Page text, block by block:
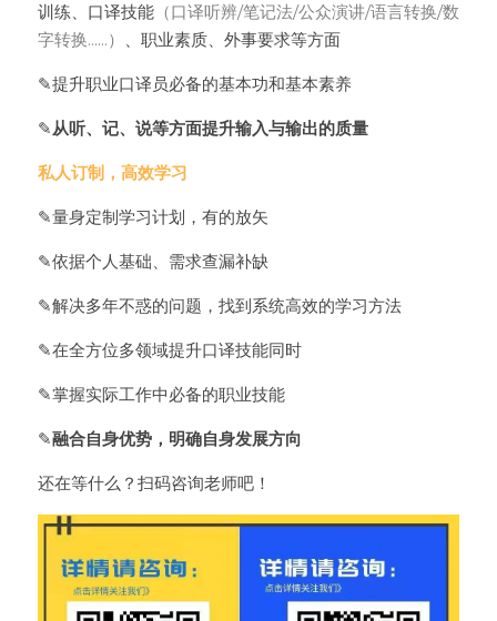
训练、口译技能 （口译听辨/笔记法/公众演讲/语言转换/数
字转换……）
、职业素质、外事要求等方面
✎提升职业口译员必备的基本功和基本素养
✎ 从听、记、说等方面提升输入与输出的质量
私人订制，高效学习
✎量身定制学习计划，有的放矢
✎依据个人基础、需求查漏补缺
✎解决多年不惑的问题，找到系统高效的学习方法
✎在全方位多领域提升口译技能同时
✎掌握实际工作中必备的职业技能
✎融合自身优势，明确自身发展方向
还在等什么？扫码咨询老师吧！